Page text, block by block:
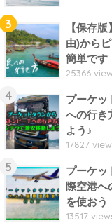
3
【保存
由)から
簡単です
25366
4
プーケッ
への行き
よう♪
17827
5
プーケッ
際空港へ
を使おう
13517